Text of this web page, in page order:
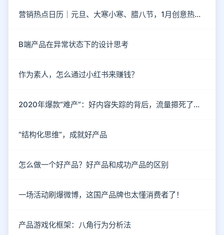
营销热点日历｜元旦、大寒小寒、腊八节，1月创意热点都在这
B端产品在异常状态下的设计思考
作为素人，怎么通过小红书来赚钱？
2020年爆款“难产”：好内容失踪的背后，流量摁死了内容
“结构化思维”，成就好产品
怎么做一个好产品？好产品和成功产品的区别
一场活动刷爆微博，这国产品牌也太懂消费者了！
产品游戏化框架：八角行为分析法